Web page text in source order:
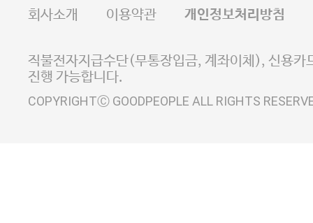
E-MAIL goodpeople@gpin.co.kr
사업자정보확인
이니시스 에스크로 서비
회사소개 이용약관 개인정보처리방침
직불전자지급수단(무통장입금, 계좌이체), 신용카
진행 가능합니다.
COPYRIGHTⒸ GOODPEOPLE ALL RIGHTS